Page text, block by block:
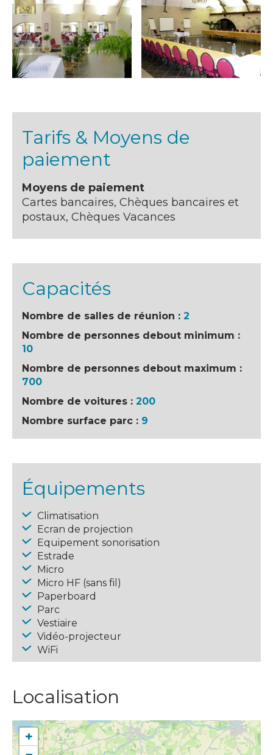
Tarifs & Moyens de
paiement
Moyens de paiement
Cartes bancaires, Chèques bancaires et
postaux, Chèques Vacances
Capacités
Nombre de salles de réunion : 2
Nombre de personnes debout minimum :
10
Nombre de personnes debout maximum :
700
Nombre de voitures : 200
Nombre surface parc : 9
Équipements
Climatisation
Ecran de projection
Equipement sonorisation
Estrade
Micro
Micro HF (sans fil)
Paperboard
Parc
Vestiaire
Vidéo-projecteur
WiFi
Localisation
+